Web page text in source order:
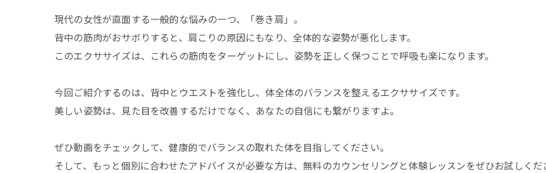
現代の女性が直面する一般的な悩みの一つ、「巻き肩」。
背中の筋肉がおサボりすると、肩こりの原因にもなり、全体的な姿勢が悪化します。
このエクササイズは、これらの筋肉をターゲットにし、姿勢を正しく保つことで呼吸も楽になります。
今回ご紹介するのは、背中とウエストを強化し、体全体のバランスを整えるエクササイズです。
美しい姿勢は、見た目を改善するだけでなく、あなたの自信にも繋がりますよ。
ぜひ動画をチェックして、健康的でバランスの取れた体を目指してください。
そして、もっと個別に合わせたアドバイスが必要な方は、無料のカウンセリングと体験レッスンをぜひお試しく